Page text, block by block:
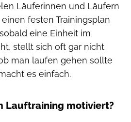
Läuferinnen und Läufern
festen Trainingsplan
eine Einheit im
stellt sich oft gar nicht
man laufen gehen sollte
es einfach.
Lauftraining motiviert?